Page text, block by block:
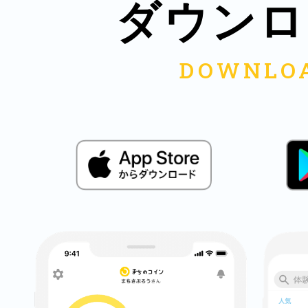
ダウン
滋賀県